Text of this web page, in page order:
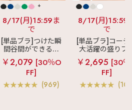
+
8/17(月)15:59ま
で
[単品ブラ]つけた瞬
間谷間ができるシ
ームレスブラ
超
盛ブラ(R) シームレ
ス 単品ブラジャー
￥2,079 [30％O
FF]
(969)
8/17(月)15:59
で
[単品ブラ]コーデ
大活躍の盛りブ
ショートレン
ス ブラトップ 超
ブラ(R) 単品ブ
ャー
￥2,695 [30
FF]